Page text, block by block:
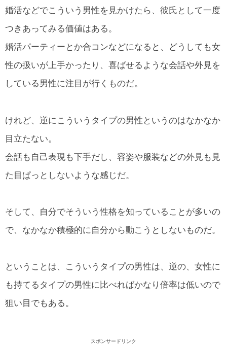
婚活などでこういう男性を見かけたら、彼氏として一度
つきあってみる価値はある。
婚活パーティーとか合コンなどになると、どうしても女
性の扱いが上手かったり、喜ばせるような会話や外見を
している男性に注目が行くものだ。
けれど、逆にこういうタイプの男性というのはなかなか
目立たない。
会話も自己表現も下手だし、容姿や服装などの外見も見
た目ぱっとしないような感じだ。
そして、自分でそういう性格を知っていることが多いの
で、なかなか積極的に自分から動こうとしないものだ。
ということは、こういうタイプの男性は、逆の、女性に
も持てるタイプの男性に比べればかなり倍率は低いので
狙い目でもある。
スポンサードリンク